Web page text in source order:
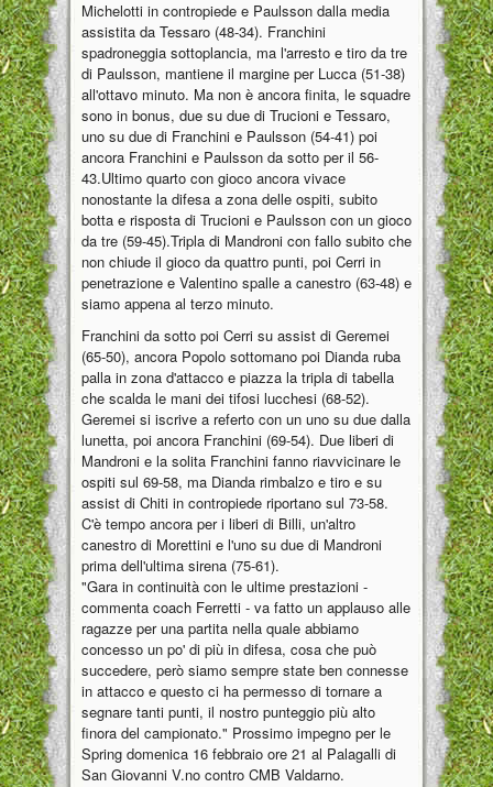
Michelotti in contropiede e Paulsson dalla media
assistita da Tessaro (48-34). Franchini
spadroneggia sottoplancia, ma l'arresto e tiro da tre
di Paulsson, mantiene il margine per Lucca (51-38)
all'ottavo minuto. Ma non è ancora finita, le squadre
sono in bonus, due su due di Trucioni e Tessaro,
uno su due di Franchini e Paulsson (54-41) poi
ancora Franchini e Paulsson da sotto per il 56-
43.Ultimo quarto con gioco ancora vivace
nonostante la difesa a zona delle ospiti, subito
botta e risposta di Trucioni e Paulsson con un gioco
da tre (59-45).Tripla di Mandroni con fallo subito che
non chiude il gioco da quattro punti, poi Cerri in
penetrazione e Valentino spalle a canestro (63-48) e
siamo appena al terzo minuto.
Franchini da sotto poi Cerri su assist di Geremei
(65-50), ancora Popolo sottomano poi Dianda ruba
palla in zona d'attacco e piazza la tripla di tabella
che scalda le mani dei tifosi lucchesi (68-52).
Geremei si iscrive a referto con un uno su due dalla
lunetta, poi ancora Franchini (69-54). Due liberi di
Mandroni e la solita Franchini fanno riavvicinare le
ospiti sul 69-58, ma Dianda rimbalzo e tiro e su
assist di Chiti in contropiede riportano sul 73-58.
C'è tempo ancora per i liberi di Billi, un'altro
canestro di Morettini e l'uno su due di Mandroni
prima dell'ultima sirena (75-61).
"Gara in continuità con le ultime prestazioni -
commenta coach Ferretti - va fatto un applauso alle
ragazze per una partita nella quale abbiamo
concesso un po' di più in difesa, cosa che può
succedere, però siamo sempre state ben connesse
in attacco e questo ci ha permesso di tornare a
segnare tanti punti, il nostro punteggio più alto
finora del campionato." Prossimo impegno per le
Spring domenica 16 febbraio ore 21 al Palagalli di
San Giovanni V.no contro CMB Valdarno.